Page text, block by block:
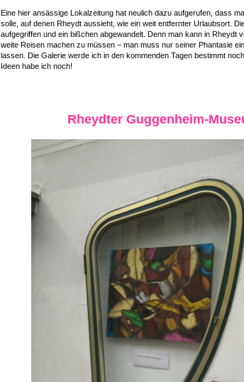
Sommer
2016
Eine hier ansässige Lokalzeitung hat neulich dazu aufgerufen, dass
solle, auf denen Rheydt aussieht, wie ein weit entfernter Urlaubsort.
aufgegriffen und ein bißchen abgewandelt. Denn man kann in Rheydt
weite Reisen machen zu müssen – man muss nur seiner Phantasie
lassen. Die Galerie werde ich in den kommenden Tagen bestimmt
Ideen habe ich noch!
Rheydter Guggenheim-